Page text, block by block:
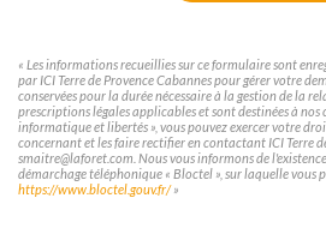
« Les informations recueillies sur ce formulaire sont
par ICI Terre de Provence Cabannes pour gérer votre
conservées pour la durée nécessaire à la gestion de la
prescriptions légales applicables et sont destinées à
informatique et libertés », vous pouvez exercer votre
concernant et les faire rectifier en contactant ICI Terre
smaitre@laforet.com. Nous vous informons de
démarchage téléphonique « Bloctel », sur laquelle vous
https://www.bloctel.gouv.fr/»